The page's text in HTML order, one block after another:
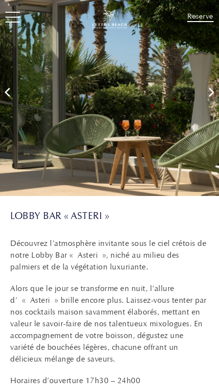
Reserve
LOBBY BAR « ASTERI »
Découvrez l’atmosphère invitante sous le ciel crétois de
notre Lobby Bar « Asteri », niché au milieu des
palmiers et de la végétation luxuriante.
Alors que le jour se transforme en nuit, l’allure
d’ « Asteri » brille encore plus. Laissez-vous tenter par
nos cocktails maison savamment élaborés, mettant en
valeur le savoir-faire de nos talentueux mixologues. En
accompagnement de votre boisson, dégustez une
variété de bouchées légères, chacune offrant un
délicieux mélange de saveurs.
Horaires d’ouverture 17h30 – 24h00